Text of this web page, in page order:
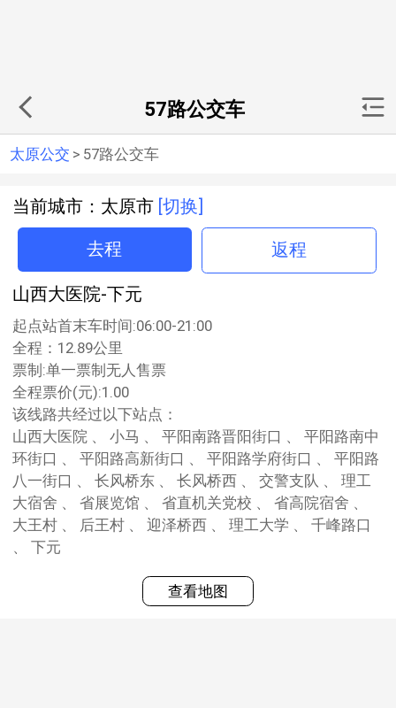
57路公交车
太原公交 > 57路公交车
当前城市：太原市 [切换]
去程 返程
山西大医院-下元
起点站首末车时间:06:00-21:00
全程：12.89公里
票制:单一票制无人售票
全程票价(元):1.00
该线路共经过以下站点：
山西大医院 、 小马 、 平阳南路晋阳街口 、 平阳路南中
环街口 、 平阳路高新街口 、 平阳路学府街口 、 平阳路
八一街口 、 长风桥东 、 长风桥西 、 交警支队 、 理工
大宿舍 、 省展览馆 、 省直机关党校 、 省高院宿舍 、
大王村 、 后王村 、 迎泽桥西 、 理工大学 、 千峰路口
、 下元
查看地图